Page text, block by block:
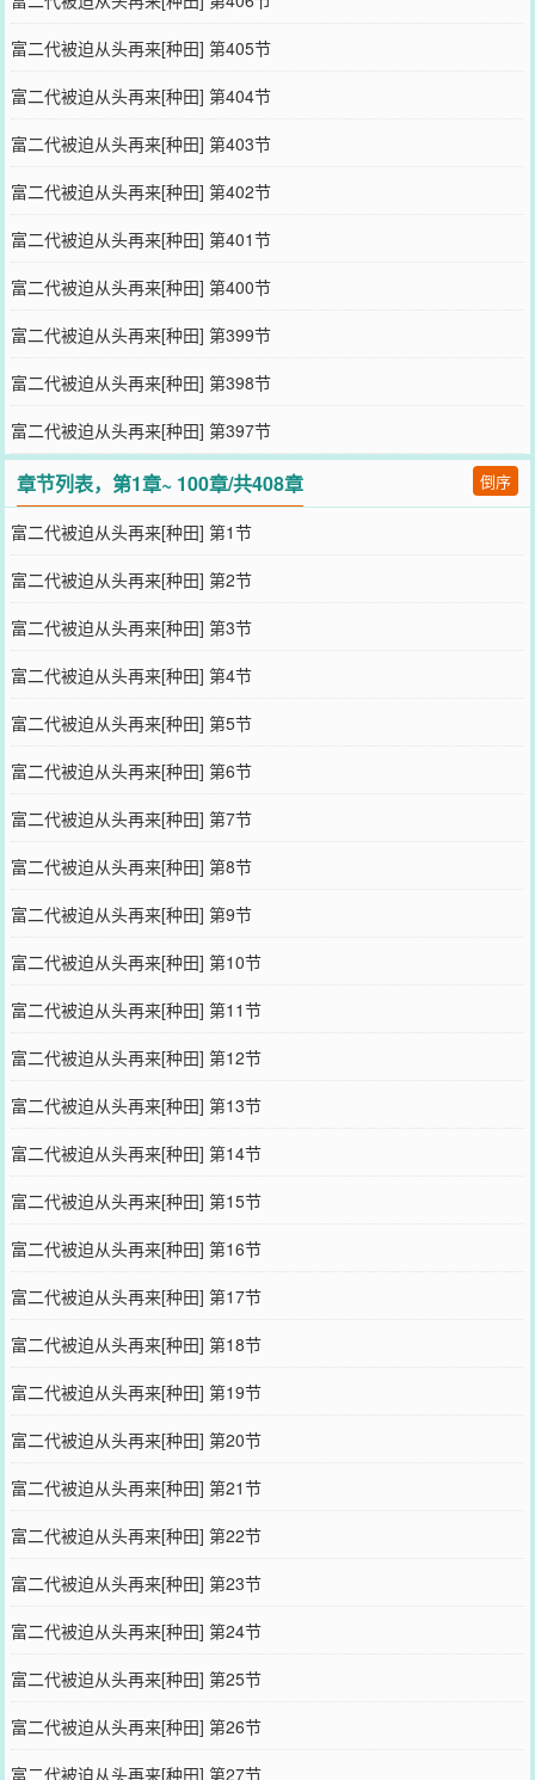
茫，鼓励他，帮助他，竹马竹马，携手改变命运。小书郎沉郁扫尽，
发奋读书，不知不觉把自己也攻略了。十几年的仗终于打完，朝廷劝
课农桑。官府：化剑为犁……卢栩：和铁锅、铜锅官府：安置牧
民……卢栩：涮了他们牛羊本篇别名：《富二代古代变形记》《从零
开始的种田生活》《从负数开始的家庭资产》《弟弟妹妹太爱我怎么
办》《从小推车开始的美食创业》《只要你喊哥就归我罩着》注：①
卢栩攻，颜君齐受。②架空时代，私设超多，物价、制度杂糅各代一
通胡编。③平平淡淡，养家日常，治愈，流水账。④事业为主，感情
戏较少，前半很少很少。⑤非男子可生子设定，配角及亲属有bg线，
介意勿进。————《夜晚穿到异世界卖烤肠》文案：职场不顺，夏
阳回家继承景区特产店卖烤肠。深夜一晃神，突然带着烤肠摊子穿到
异世界。面对长尾巴的、长翅膀的、两张嘴的、四只眼的等等奇形怪
状、流着口水的客人，夏阳双手颤抖把烤肠奉上。“客人，这是来自异
世界的特产烤肠！”冒险者间逐渐流行起一个传闻——银月镇有一家只
在晚上开张的小店，那里卖着来自异世界的神秘美味，只有最勇敢的
冒险者，敢于闯过夜晚危险的黑雾才能抵达。“这是秘宝一样珍贵的便
携食物方便面。”“您看这个，超火无敌螺蛳粉，它的臭气不但能攻击
嗅觉灵敏的怪兽，杀敌于无形，吃起来还别有风味。”“本店还有啤酒
饮料矿泉水，花生瓜子火腿肠，您要点什么？”……某日，在行宫沉睡
的银龙睁开眼，闻着空气中异样的香味，肚子发出咕噜噜的响声。当
晚银发银角满脸臭屁的小鬼华丽丽走进夏阳店内，斯文又蛮横地一口
气吃掉二十多根烤肠却拒不付账。银发小鬼擦擦嘴：吾乃此地领主，
异乡人，今日起你便是本王的臣民。夏阳：你吃坏了肚子还是没睡
勉强，给钱！一个穷到烤肠都买不起的小鬼，凭什么拥有来自异世
您要是觉得《富二代被迫从头再来[种田]
富二代被迫从头再来[种田] 第405节
富二代被迫从头再来[种田] 第404节
富二代被迫从头再来[种田] 第403节
富二代被迫从头再来[种田] 第402节
富二代被迫从头再来[种田] 第401节
富二代被迫从头再来[种田] 第400节
富二代被迫从头再来[种田] 第399节
富二代被迫从头再来[种田] 第398节
富二代被迫从头再来[种田] 第397节
章节列表，第1章~ 100章/共408章 倒序
富二代被迫从头再来[种田] 第1节
富二代被迫从头再来[种田] 第2节
富二代被迫从头再来[种田] 第3节
富二代被迫从头再来[种田] 第4节
富二代被迫从头再来[种田] 第5节
富二代被迫从头再来[种田] 第6节
富二代被迫从头再来[种田] 第7节
富二代被迫从头再来[种田] 第8节
富二代被迫从头再来[种田] 第9节
富二代被迫从头再来[种田] 第10节
富二代被迫从头再来[种田] 第11节
富二代被迫从头再来[种田] 第12节
富二代被迫从头再来[种田] 第13节
富二代被迫从头再来[种田] 第14节
富二代被迫从头再来[种田] 第15节
富二代被迫从头再来[种田] 第16节
富二代被迫从头再来[种田] 第17节
富二代被迫从头再来[种田] 第18节
富二代被迫从头再来[种田] 第19节
富二代被迫从头再来[种田] 第20节
富二代被迫从头再来[种田] 第21节
富二代被迫从头再来[种田] 第22节
富二代被迫从头再来[种田] 第23节
富二代被迫从头再来[种田] 第24节
富二代被迫从头再来[种田] 第25节
富二代被迫从头再来[种田] 第26节
富二代被迫从头再来[种田] 第27节